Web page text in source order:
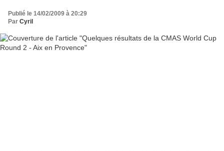
Publié le 14/02/2009 à 20:29
Par Cyril